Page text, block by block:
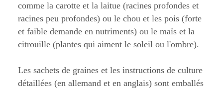
comme la carotte et la laitue (racines profondes et
racines peu profondes) ou le chou et les pois (forte
et faible demande en nutriments) ou le maïs et la
citrouille (plantes qui aiment le soleil ou l'ombre).
Les sachets de graines et les instructions de culture
détaillées (en allemand et en anglais) sont emballés